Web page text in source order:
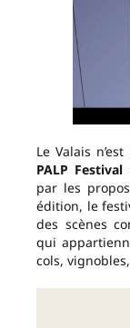
Le Valais
PALP Festival
par les
édition, le
des scènes
qui
cols,